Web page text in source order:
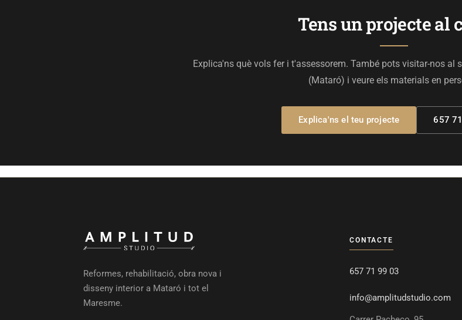
Tens un projecte al
Explica'ns què vols fer i t'assessorem. També pots visitar-nos al
(Mataró) i veure els materials en
Explica'ns el teu projecte 657
Reformes, rehabilitació, obra nova i
disseny interior a Mataró i tot el
Maresme.
CONTACTE
657 71 99 03
info@amplitudstudio.com